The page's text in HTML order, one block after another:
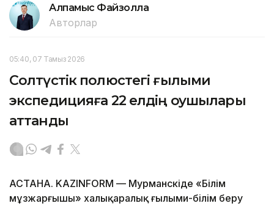
Алпамыс Файзолла
Авторлар
05:40, 07 Тамыз 2026
Солтүстік полюстегі ғылыми
экспедицияға 22 елдің оқушылары
аттанды
АСТАНА. KAZINFORM — Мурманскіде «Білім
мұзжарғышы» халықаралық ғылыми-білім беру